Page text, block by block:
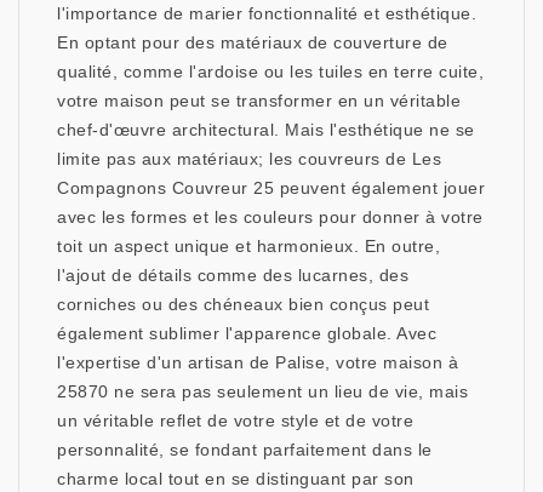
l'importance de marier fonctionnalité et esthétique.
En optant pour des matériaux de couverture de
qualité, comme l'ardoise ou les tuiles en terre cuite,
votre maison peut se transformer en un véritable
chef-d'œuvre architectural. Mais l'esthétique ne se
limite pas aux matériaux; les couvreurs de Les
Compagnons Couvreur 25 peuvent également jouer
avec les formes et les couleurs pour donner à votre
toit un aspect unique et harmonieux. En outre,
l'ajout de détails comme des lucarnes, des
corniches ou des chéneaux bien conçus peut
également sublimer l'apparence globale. Avec
l'expertise d'un artisan de Palise, votre maison à
25870 ne sera pas seulement un lieu de vie, mais
un véritable reflet de votre style et de votre
personnalité, se fondant parfaitement dans le
charme local tout en se distinguant par son